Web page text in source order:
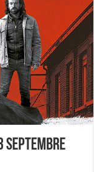
septembre